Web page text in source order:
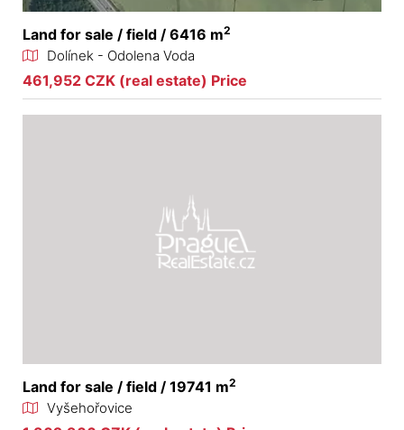
Land for sale / field / 6416 m2
Dolínek - Odolena Voda
461,952 CZK (real estate) Price
Land for sale / field / 19741 m2
Vyšehořovice